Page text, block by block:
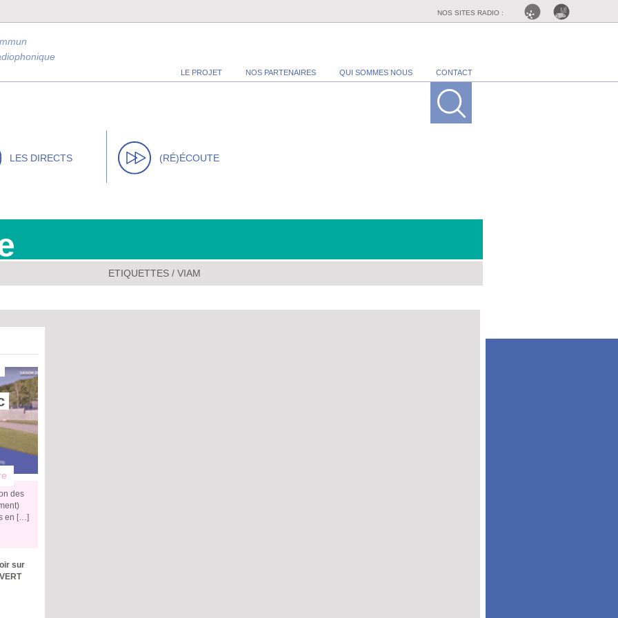
NOS SITES RADIO :
LE PROJET NOS PARTENAIRES QUI SOMMES NOUS CONTACT
LES DIRECTS (RÉ)ÉCOUTE
ETIQUETTES / VIAM
des
en […]
sur